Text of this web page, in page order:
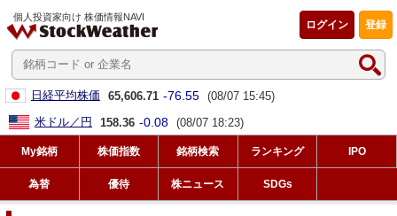
個人投資家向け 株価情報NAVI
登録
ログイン
日経平均株価 65,606.71 -76.55 (08/07 15:45)
米ドル／円
158.36 -0.08 (08/07 18:23)
My銘柄 株価指数 銘柄検索 ランキング IPO
為替 優待 株ニュース SDGs